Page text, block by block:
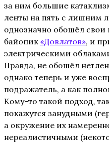
за ним большие
ленты на пять с лишним
однозначно обошёл
байопик«Довлатов», и
электрическими
Правда, не обошёл
однако теперь и уже
подражатель, а как
Кому-то такой подход,
покажутся занудными
а окружение их
нереалистичными